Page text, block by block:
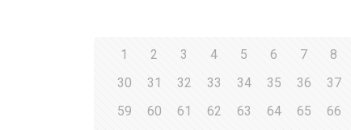
1 2 3 4 5 6 7 8
30
31 32 33 34 35 36 37
59
60 61 62 63 64 65 66